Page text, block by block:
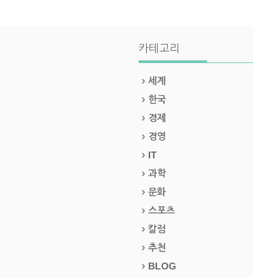
카테고리
세계
한국
경제
경영
IT
과학
문화
스포츠
칼럼
추천
BLOG